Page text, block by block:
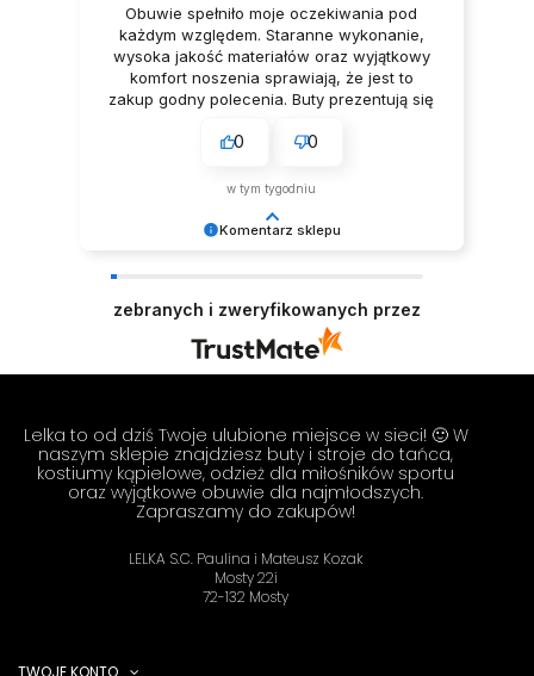
Komentarz sklepu
Doceniamy czas i wysiłek włożony w podzielenie
się z nami Twoimi doświadczeniami. Do
zobaczenia! Zespół LELKA 🦋
Obuwie spełniło moje oczekiwania pod
każdym względem. Staranne wykonanie,
wysoka jakość materiałów oraz wyjątkowy
komfort noszenia sprawiają, że jest to
zakup godny polecenia. Buty prezentują się
przekonaniem polecam ten produkt.
0 0
w tym tygodniu
zebranych i zweryfikowanych przez
Lelka to od dziś Twoje ulubione miejsce w sieci! 🙂 W
naszym sklepie znajdziesz buty i stroje do tańca,
kostiumy kąpielowe, odzież dla miłośników sportu
oraz wyjątkowe obuwie dla najmłodszych.
Zapraszamy do zakupów!
LELKA S.C. Paulina i Mateusz Kozak
Mosty 22i
72-132 Mosty
TWOJE KONTO